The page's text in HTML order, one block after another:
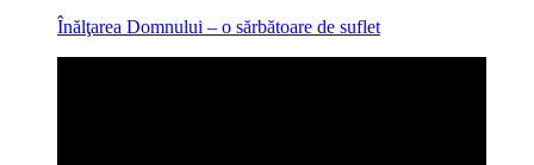
Înălţarea Domnului – o sărbătoare de suflet